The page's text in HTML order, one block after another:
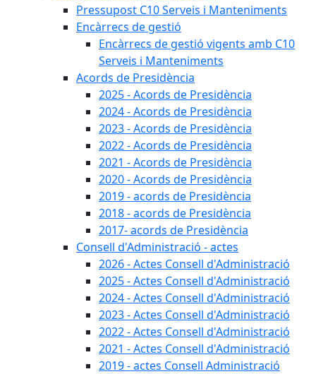
Pressupost C10 Serveis i Manteniments
Encàrrecs de gestió
Encàrrecs de gestió vigents amb C10
Serveis i Manteniments
Acords de Presidència
2025 - Acords de Presidència
2024 - Acords de Presidència
2023 - Acords de Presidència
2022 - Acords de Presidència
2021 - Acords de Presidència
2020 - Acords de Presidència
2019 - acords de Presidència
2018 - acords de Presidència
2017- acords de Presidència
Consell d'Administració - actes
2026 - Actes Consell d'Administració
2025 - Actes Consell d'Administració
2024 - Actes Consell d'Administració
2023 - Actes Consell d'Administració
2022 - Actes Consell d'Administració
2021 - Actes Consell d'Administració
2019 - actes Consell Administració